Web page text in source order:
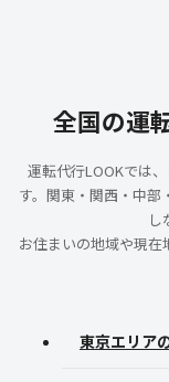
全国の運
運転代行LOOKでは
す。関東・関西・中
し
お住まいの地域や現
東京エリア